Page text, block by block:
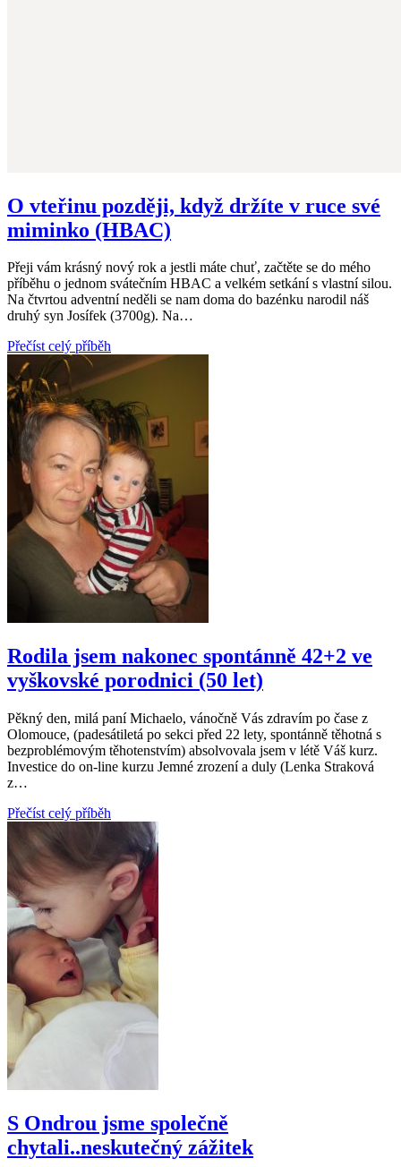
O vteřinu později, když držíte v ruce své
miminko (HBAC)
Přeji vám krásný nový rok a jestli máte chuť, začtěte se do mého
příběhu o jednom svátečním HBAC a velkém setkání s vlastní silou.
Na čtvrtou adventní neděli se nam doma do bazénku narodil náš
druhý syn Josífek (3700g). Na…
Přečíst celý příběh
Rodila jsem nakonec spontánně 42+2 ve
vyškovské porodnici (50 let)
Pěkný den, milá paní Michaelo, vánočně Vás zdravím po čase z
Olomouce, (padesátiletá po sekci před 22 lety, spontánně těhotná s
bezproblémovým těhotenstvím) absolvovala jsem v létě Váš kurz.
Investice do on-line kurzu Jemné zrození a duly (Lenka Straková
z…
Přečíst celý příběh
S Ondrou jsme společně
chytali..neskutečný zážitek